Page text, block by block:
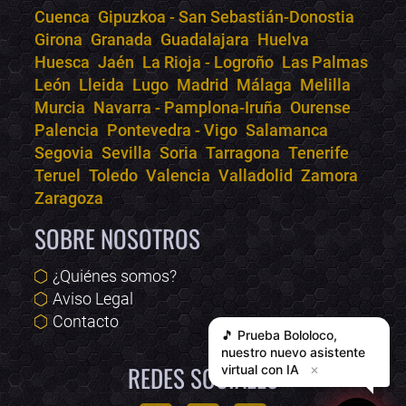
Cuenca Gipuzkoa - San Sebastián-Donostia
Girona Granada Guadalajara Huelva
Huesca Jaén La Rioja - Logroño Las Palmas
León Lleida Lugo Madrid Málaga Melilla
Murcia Navarra - Pamplona-Iruña Ourense
Palencia Pontevedra - Vigo Salamanca
Segovia Sevilla Soria Tarragona Tenerife
Teruel
Toledo Valencia Valladolid Zamora
Zaragoza
SOBRE NOSOTROS
¿Quiénes somos?
Aviso Legal
Contacto
REDES SOCIALES
🎵 Prueba Bololoco,
nuestro nuevo asistente
virtual con IA
✕